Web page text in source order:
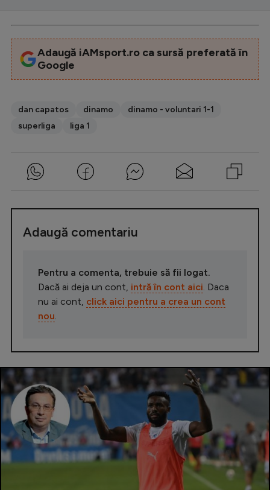
Adaugă iAMsport.ro ca sursă preferată în
Google
dan capatos dinamo
dinamo - voluntari 1-1
superliga
liga 1
Adaugă comentariu
Pentru a comenta, trebuie să fii logat.
Dacă ai deja un cont, intră în cont aici . Daca
nu ai cont, click aici pentru a crea un cont
nou